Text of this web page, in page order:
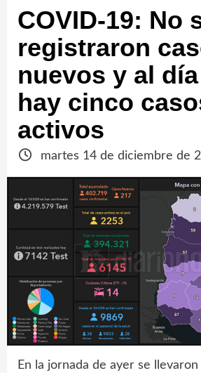
COVID-19: No
registraron
nuevos y al
hay cinco
activos
martes 14 de diciembre de
En la jornada de ayer se